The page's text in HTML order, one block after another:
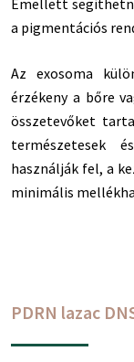
Emellett
a pigmentációs
Az exosoma
érzékeny a bőre
összetevőket
természetesek
használják fel, a
minimális
PDRN lazac